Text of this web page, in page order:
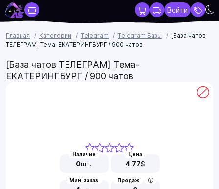
Войти
Главная Категории Telegram Telegram Базы
[База чатов
ТЕЛЕГРАМ] Тема-ЕКАТЕРИНГБУРГ / 900 чатов
[База чатов ТЕЛЕГРАМ] Тема-
ЕКАТЕРИНГБУРГ / 900 чатов
Наличие
0шт.
Цена
4.77$
Мин. заказ Продаж